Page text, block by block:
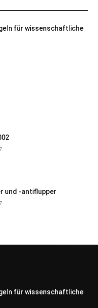
für wissenschaftliche
und -antiflupper
für wissenschaftliche